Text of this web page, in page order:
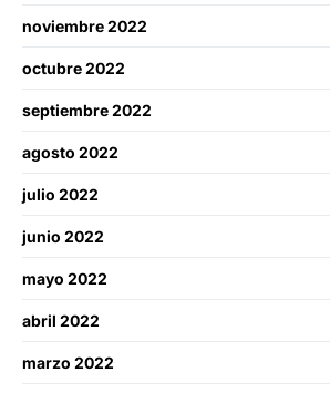
noviembre 2022
octubre 2022
septiembre 2022
agosto 2022
julio 2022
junio 2022
mayo 2022
abril 2022
marzo 2022